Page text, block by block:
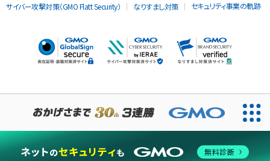
サイバー攻撃対策（GMO Flatt Security）
なりすまし対策 セキュリティ事業の軌跡
当ウェブサイトでは、サービスの提供および品質向上とトラフィッ
同意する
Cookieポリシー 無料診断